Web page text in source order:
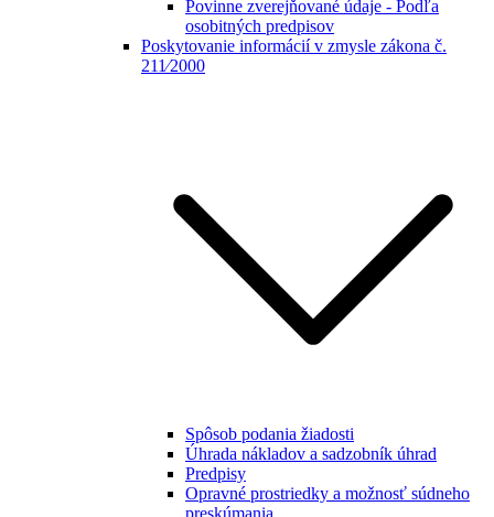
Povinne zverejňované údaje - Podľa
osobitných predpisov
Poskytovanie informácií v zmysle zákona č.
211⁄2000
Spôsob podania žiadosti
Úhrada nákladov a sadzobník úhrad
Predpisy
Opravné prostriedky a možnosť súdneho
preskúmania